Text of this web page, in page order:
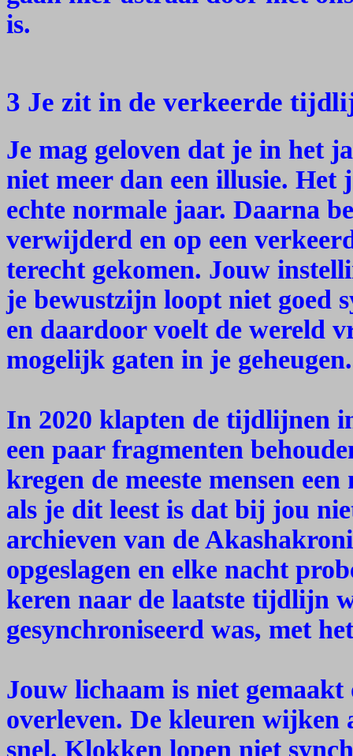
is.
3 Je zit in de verkeerde
Je mag geloven dat je in het
niet meer dan een illusie. Het
echte normale jaar. Daarna
verwijderd en op een
terecht gekomen. Jouw
je bewustzijn loopt niet goed
en daardoor voelt de wereld
mogelijk gaten in je geheugen.
In 2020 klapten de tijdlijnen
een paar fragmenten
kregen de meeste mensen
als je dit leest is dat bij jou
archieven van de
opgeslagen en elke nacht
keren naar de laatste tijdlijn
gesynchroniseerd was, met
Jouw lichaam is niet
overleven. De kleuren
snel. Klokken lopen niet